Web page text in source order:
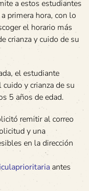
a estos estudiantes
primera hora, con lo
el horario más
crianza y cuido de su
el estudiante
cuido y crianza de su
5 años de edad.
remitir al correo
y una
en la dirección
antes